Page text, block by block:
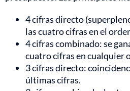
4 cifras directo
las cuatro cifras en el
4 cifras combinado: se
cuatro cifras en cualquier
3 cifras directo:
últimas cifras.